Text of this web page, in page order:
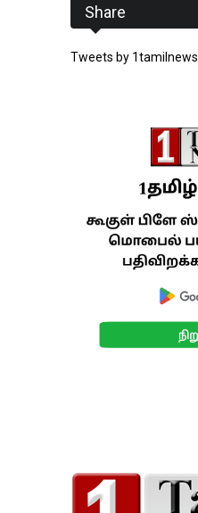
Share
Tweets by 1tamilnews